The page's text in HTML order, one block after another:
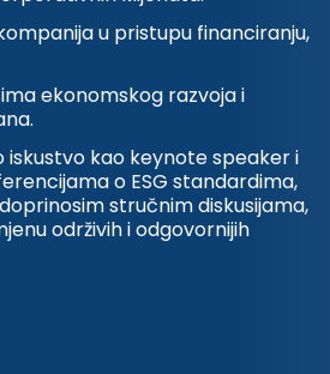
u pristupu financiranju,
ekonomskog razvoja i
iskustvo kao keynote speaker i
o ESG standardima,
stručnim diskusijama,
održivih i odgovornijih